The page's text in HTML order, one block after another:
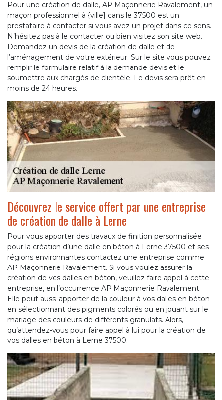
Pour une création de dalle, AP Maçonnerie Ravalement, un
maçon professionnel à {ville] dans le 37500 est un
prestataire à contacter si vous avez un projet dans ce sens.
N’hésitez pas à le contacter ou bien visitez son site web.
Demandez un devis de la création de dalle et de
l’aménagement de votre extérieur. Sur le site vous pouvez
remplir le formulaire relatif à la demande devis et le
soumettre aux chargés de clientèle. Le devis sera prêt en
moins de 24 heures.
Découvrez le service offert par une entreprise
de création de dalle à Lerne
Pour vous apporter des travaux de finition personnalisée
pour la création d’une dalle en béton à Lerne 37500 et ses
régions environnantes contactez une entreprise comme
AP Maçonnerie Ravalement. Si vous voulez assurer la
création de vos dalles en béton, veuillez faire appel à cette
entreprise, en l’occurrence AP Maçonnerie Ravalement.
Elle peut aussi apporter de la couleur à vos dalles en béton
en sélectionnant des pigments colorés ou en jouant sur le
mariage des couleurs de différents granulats. Alors,
qu’attendez-vous pour faire appel à lui pour la création de
vos dalles en béton à Lerne 37500.